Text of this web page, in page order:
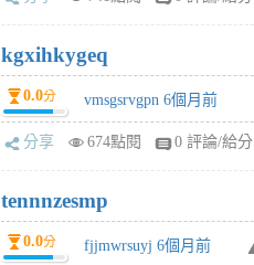
kgxihkygeq
0.0分 vmsgsrvgpn 6個月前
分享 674點閱 0 評論/給分
tennnzesmp
0.0分 fjjmwrsuyj 6個月前